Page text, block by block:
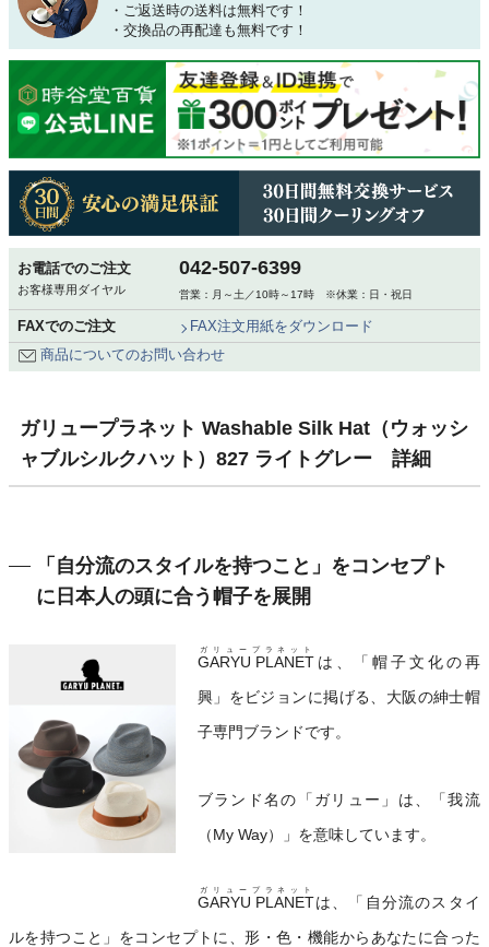
・ご返送時の送料は無料です！
・交換品の再配達も無料です！
お電話でのご注文
お客様専用ダイヤル
042-507-6399
営業：月～土／10時～17時 ※休業：日・祝日
FAXでのご注文
FAX注文用紙をダウンロード
商品についてのお問い合わせ
ガリュープラネット Washable Silk Hat（ウォッシ
ャブルシルクハット）827 ライトグレー 詳細
「自分流のスタイルを持つこと」をコンセプト
に日本人の頭に合う帽子を展開
GARYU PLANET
ガリュープラネット
は、「帽子文化の再
興」をビジョンに掲げる、大阪の紳士帽
子専門ブランドです。
ブランド名の「ガリュー」は、「我流
（My Way）」を意味しています。
GARYU PLANET
ガリュープラネット
は、「自分流のスタイ
ルを持つこと」をコンセプトに、形・色・機能からあなたに合った